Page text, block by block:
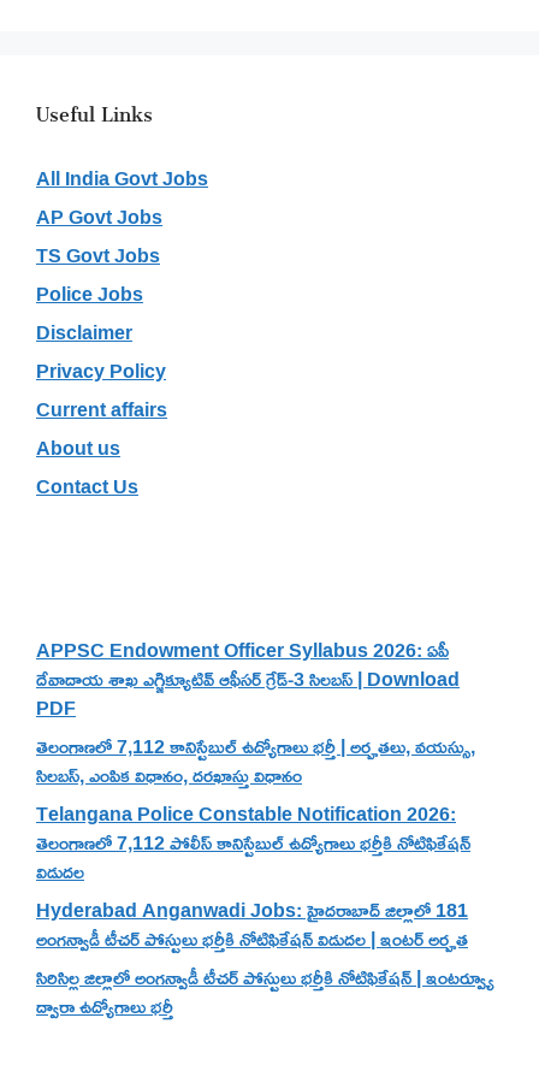
Useful Links
All India Govt Jobs
AP Govt Jobs
TS Govt Jobs
Police Jobs
Disclaimer
Privacy Policy
Current affairs
About us
Contact Us
APPSC Endowment Officer Syllabus 2026: ఏపీ
దేవాదాయ శాఖ ఎగ్జిక్యూటివ్ ఆఫీసర్ గ్రేడ్-3 సిలబస్ | Download
PDF
తెలంగాణలో 7,112 కానిస్టేబుల్ ఉద్యోగాలు భర్తీ | అర్హతలు, వయస్సు,
సిలబస్, ఎంపిక విధానం, దరఖాస్తు విధానం
Telangana Police Constable Notification 2026:
తెలంగాణలో 7,112 పోలీస్ కానిస్టేబుల్ ఉద్యోగాలు భర్తీకి నోటిఫికేషన్
విడుదల
Hyderabad Anganwadi Jobs: హైదరాబాద్ జిల్లాలో 181
అంగన్వాడీ టీచర్ పోస్టులు భర్తీకి నోటిఫికేషన్ విడుదల | ఇంటర్ అర్హత
సిరిసిల్ల జిల్లాలో అంగన్వాడీ టీచర్ పోస్టులు భర్తీకి నోటిఫికేషన్ | ఇంటర్వ్యూ
ద్వారా ఉద్యోగాలు భర్తీ